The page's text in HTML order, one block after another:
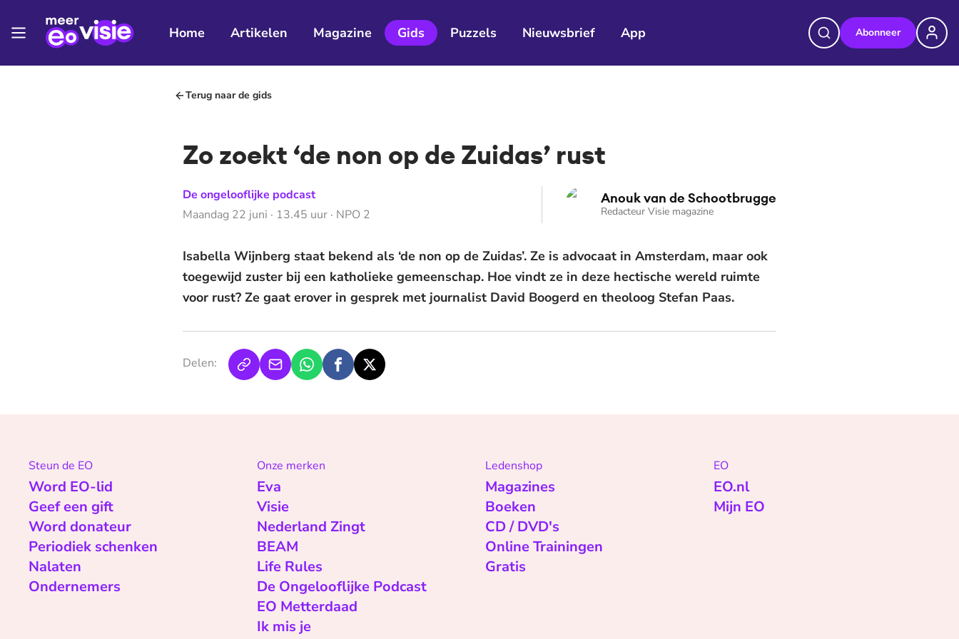
Home Artikelen Magazine Gids Puzzels Nieuwsbrief App Abonneer
Terug naar de gids
Zo zoekt ‘de non op de Zuidas’ rust
De ongelooflijke podcast
Maandag 22 juni · 13.45 uur · NPO 2
Anouk van de Schootbrugge
Redacteur Visie magazine
Isabella Wijnberg staat bekend als ‘de non op de Zuidas’. Ze is advocaat in Amsterdam, maar ook
toegewijd zuster bij een katholieke gemeenschap. Hoe vindt ze in deze hectische wereld ruimte
voor rust? Ze gaat erover in gesprek met journalist David Boogerd en theoloog Stefan Paas.
Delen:
Steun de EO
Word EO-lid
Geef een gift
Word donateur
Periodiek schenken
Nalaten
Ondernemers
Onze merken
Eva
Visie
Nederland Zingt
BEAM
Life Rules
De Ongelooflijke Podcast
EO Metterdaad
Ik mis je
Ledenshop
Magazines
Boeken
CD / DVD's
Online Trainingen
Gratis
EO
EO.nl
Mijn EO